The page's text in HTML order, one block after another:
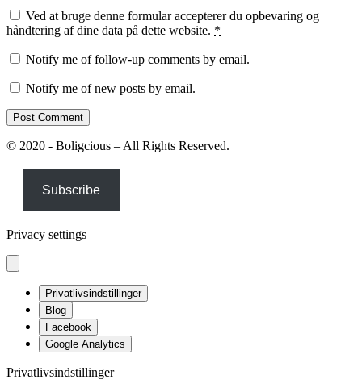
Ved at bruge denne formular accepterer du opbevaring og
håndtering af dine data på dette website. *
Notify me of follow-up comments by email.
Notify me of new posts by email.
© 2020 - Boligcious – All Rights Reserved.
Subscribe
Privacy settings
Privatlivsindstillinger
Blog
Facebook
Google Analytics
Privatlivsindstillinger